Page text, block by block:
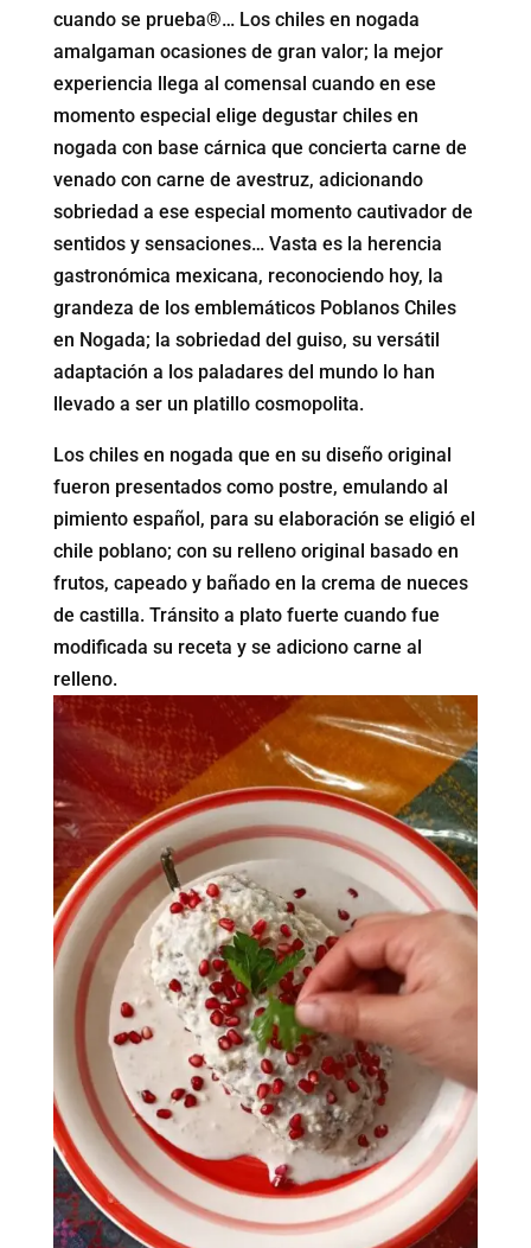
cuando se prueba®… Los chiles en nogada
amalgaman ocasiones de gran valor; la mejor
experiencia llega al comensal cuando en ese
momento especial elige degustar chiles en
nogada con base cárnica que concierta carne de
venado con carne de avestruz, adicionando
sobriedad a ese especial momento cautivador de
sentidos y sensaciones… Vasta es la herencia
gastronómica mexicana, reconociendo hoy, la
grandeza de los emblemáticos Poblanos Chiles
en Nogada; la sobriedad del guiso, su versátil
adaptación a los paladares del mundo lo han
llevado a ser un platillo cosmopolita.
Los chiles en nogada que en su diseño original
fueron presentados como postre, emulando al
pimiento español, para su elaboración se eligió el
chile poblano; con su relleno original basado en
frutos, capeado y bañado en la crema de nueces
de castilla. Tránsito a plato fuerte cuando fue
modificada su receta y se adiciono carne al
relleno.